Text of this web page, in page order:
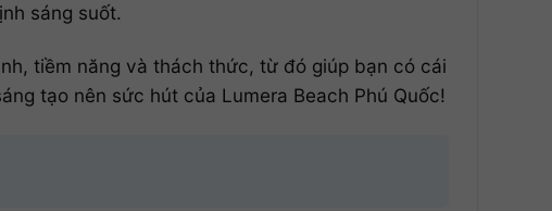
sáng suốt.
tiềm năng và thách thức, từ đó giúp bạn có cái
tạo nên sức hút của Lumera Beach Phú Quốc!